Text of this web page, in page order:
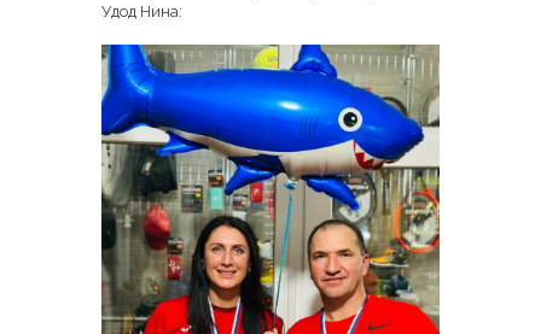
Удод Нина: